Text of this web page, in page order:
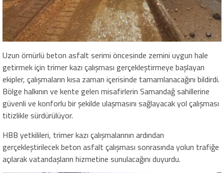
Uzun ömürlü beton asfalt serimi öncesinde zemini uygun hale
getirmek için trimer kazı çalışması gerçekleştirmeye başlayan
ekipler, çalışmaların kısa zaman içerisinde tamamlanacağını bildirdi.
Bölge halkının ve kente gelen misafirlerin Samandağ sahillerine
güvenli ve konforlu bir şekilde ulaşmasını sağlayacak yol çalışması
titizlikle sürdürülüyor.
HBB yetkilileri, trimer kazı çalışmalarının ardından
gerçekleştirilecek beton asfalt çalışması sonrasında yolun trafiğe
açılarak vatandaşların hizmetine sunulacağını duyurdu.